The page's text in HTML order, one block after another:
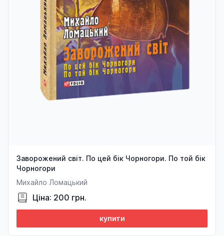
Заворожений світ. По цей бік Чорногори. По той бік
Чорногори
Михайло Ломацький
Ціна: 200 грн.
купити